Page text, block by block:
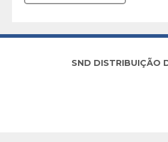
SND DISTRIBUIÇÃO